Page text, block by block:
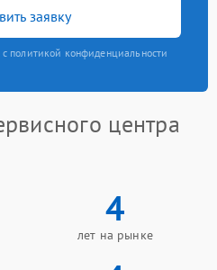
заявку
политикой конфиденциальности
центра
4
лет на рынке